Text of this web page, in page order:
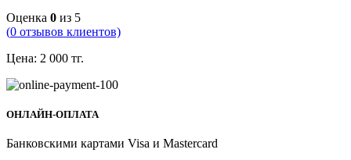
Оценка 0 из 5
(0 отзывов клиентов)
Цена: 2 000 тг.
ОНЛАЙН-ОПЛАТА
Банковскими картами Visa и Mastercard